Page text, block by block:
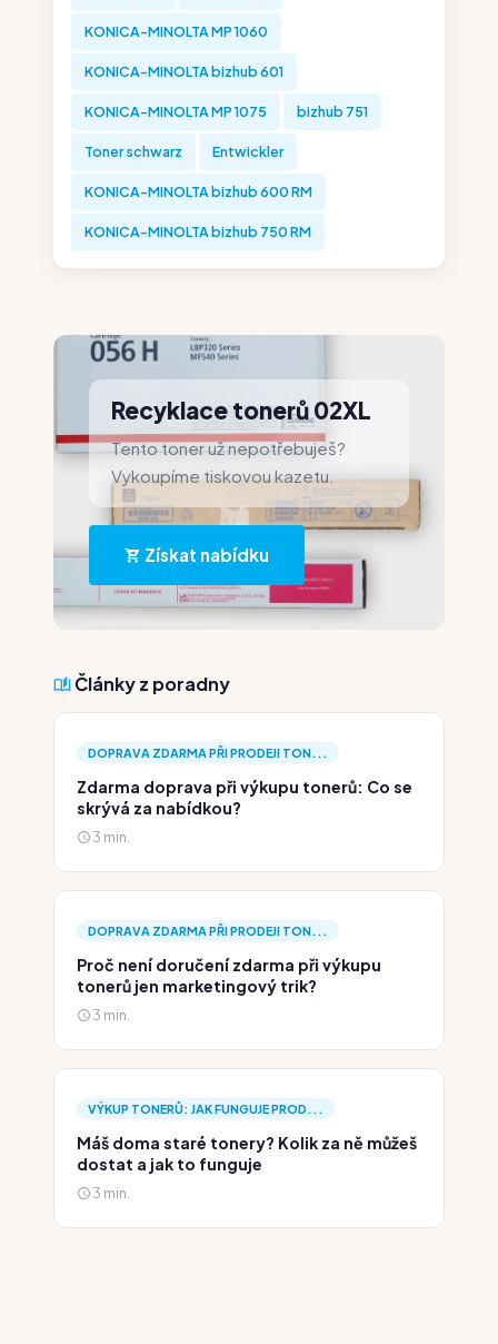
KONICA-MINOLTA MP 1060
KONICA-MINOLTA bizhub 601
KONICA-MINOLTA MP 1075 bizhub 751
Toner schwarz Entwickler
KONICA-MINOLTA bizhub 600 RM
KONICA-MINOLTA bizhub 750 RM
Recyklace tonerů 02XL
Tento toner už nepotřebuješ?
Vykoupíme tiskovou kazetu.
Získat nabídku
Články z poradny
DOPRAVA ZDARMA PŘI PRODEJI TON...
Zdarma doprava při výkupu tonerů: Co se
skrývá za nabídkou?
3 min.
DOPRAVA ZDARMA PŘI PRODEJI TON...
Proč není doručení zdarma při výkupu
tonerů jen marketingový trik?
3 min.
VÝKUP TONERŮ: JAK FUNGUJE PROD...
Máš doma staré tonery? Kolik za ně můžeš
dostat a jak to funguje
3 min.